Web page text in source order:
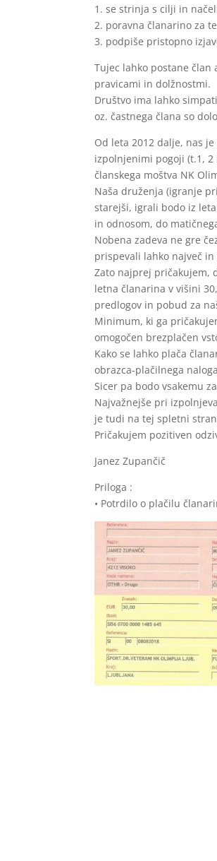
1. se strinja s cilji in
2. poravna članarino za
3. podpiše pristopno
Tujec lahko postane
pravicami in dolžnostmi.
Društvo ima lahko
oz. častnega člana so
Od leta 2012 dalje, nas
izpolnjenimi pogoji (t.1,
članskega moštva NK
Naša druženja (igranje
starejši, igrali bodo iz
in odnosom, do
Nobena zadeva ne gre
prispevali lahko največ
Zato najprej pričakujem,
letna članarina v višini
predlogov in pobud za
Minimum, ki ga
omogočen brezplačen
Kako se lahko plača
obrazca-plačilnega
Sicer pa bodo vsakemu
Najvažnejše pri
je tudi na tej spletni
Pričakujem pozitiven
Janez Zupančič
Priloga :
• Potrdilo o plačilu